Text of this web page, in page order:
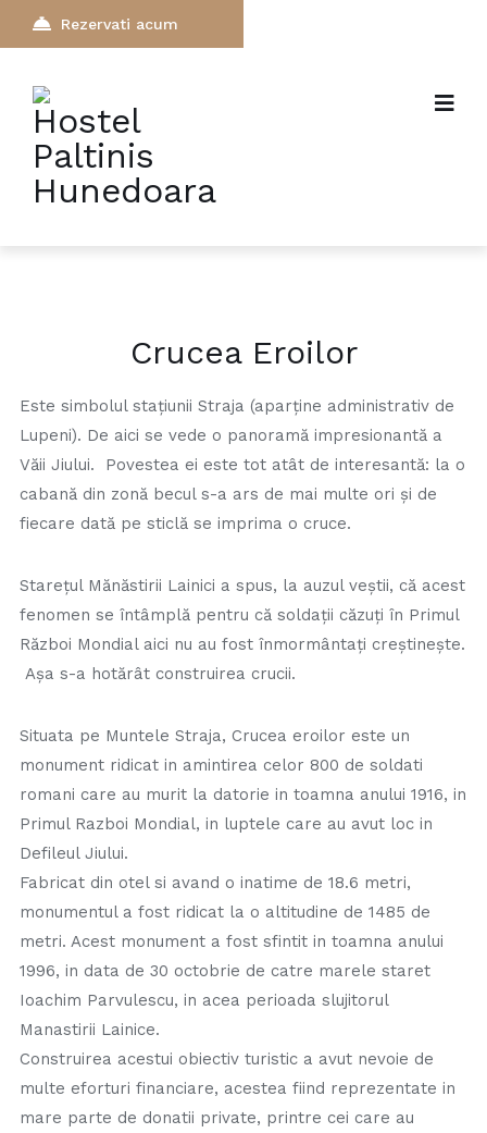
Rezervati acum
Crucea Eroilor
Este simbolul staţiunii Straja (aparţine administrativ de
Lupeni). De aici se vede o panoramă impresionantă a
Văii Jiului. Povestea ei este tot atât de interesantă: la o
cabană din zonă becul s-a ars de mai multe ori şi de
fiecare dată pe sticlă se imprima o cruce.
Stareţul Mănăstirii Lainici a spus, la auzul veştii, că acest
fenomen se întâmplă pentru că soldaţii căzuţi în Primul
Război Mondial aici nu au fost înmormântaţi creştineşte.
Aşa s-a hotărât construirea crucii.
Situata pe Muntele Straja, Crucea eroilor este un
monument ridicat in amintirea celor 800 de soldati
romani care au murit la datorie in toamna anului 1916, in
Primul Razboi Mondial, in luptele care au avut loc in
Defileul Jiului.
Fabricat din otel si avand o inatime de 18.6 metri,
monumentul a fost ridicat la o altitudine de 1485 de
metri. Acest monument a fost sfintit in toamna anului
1996, in data de 30 octobrie de catre marele staret
Ioachim Parvulescu, in acea perioada slujitorul
Manastirii Lainice.
Construirea acestui obiectiv turistic a avut nevoie de
multe eforturi financiare, acestea fiind reprezentate in
mare parte de donatii private, printre cei care au